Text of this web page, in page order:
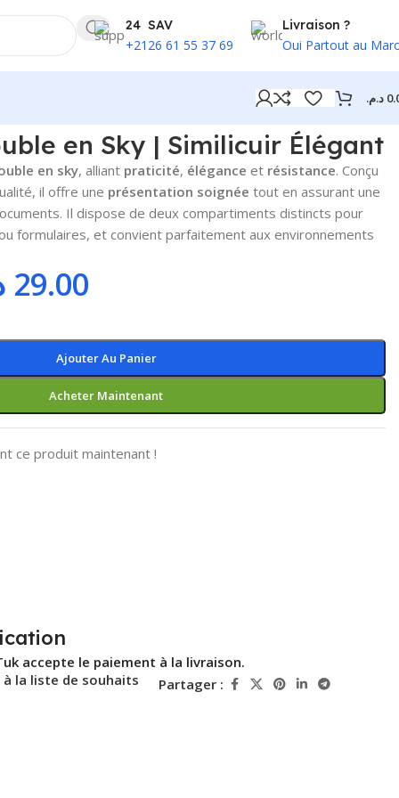
24 SAV
+2126 61 55 37 69
Livraison ?
Oui Partout au
د.م.
en Sky | Similicuir Élégant
en sky, alliant praticité, élégance et résistance. Conçu
il offre une présentation soignée tout en assurant une
Il dispose de deux compartiments distincts pour
formulaires, et convient parfaitement aux environnements
29.00
Ajouter Au Panier
Acheter Maintenant
ce produit maintenant !
accepte le paiement à la livraison.
la liste de souhaits
Partager :